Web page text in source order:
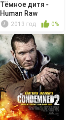
Тёмное дитя -
Human Raw
Material
2013 год 0%